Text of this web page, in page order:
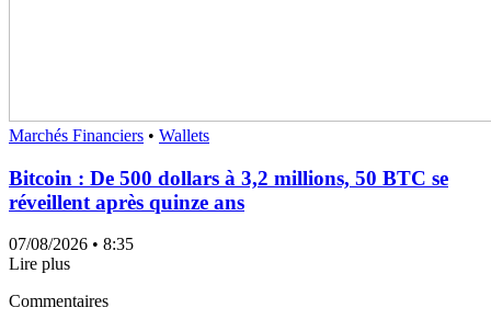
Marchés Financiers • Wallets
Bitcoin : De 500 dollars à 3,2 millions, 50 BTC se
réveillent après quinze ans
07/08/2026 • 8:35
Lire plus
Commentaires